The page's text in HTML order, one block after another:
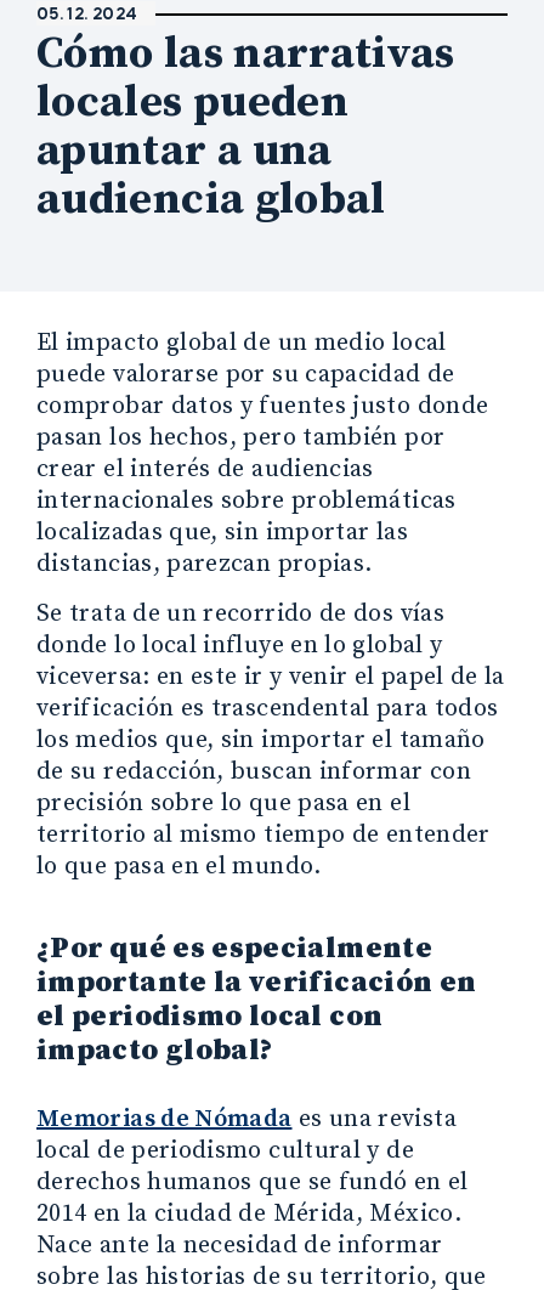
05. 12. 2024
Cómo las narrativas
locales pueden
apuntar a una
audiencia global
El impacto global de un medio local
puede valorarse por su capacidad de
comprobar datos y fuentes justo donde
pasan los hechos, pero también por
crear el interés de audiencias
internacionales sobre problemáticas
localizadas que, sin importar las
distancias, parezcan propias.
Se trata de un recorrido de dos vías
donde lo local influye en lo global y
viceversa: en este ir y venir el papel de la
verificación es trascendental para todos
los medios que, sin importar el tamaño
de su redacción, buscan informar con
precisión sobre lo que pasa en el
territorio al mismo tiempo de entender
lo que pasa en el mundo.
¿Por qué es especialmente
importante la verificación en
el periodismo local con
impacto global?
Memorias de Nómada es una revista
local de periodismo cultural y de
derechos humanos que se fundó en el
2014 en la ciudad de Mérida, México.
Nace ante la necesidad de informar
sobre las historias de su territorio, que